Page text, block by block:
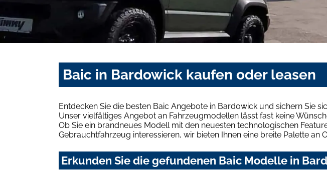
Baic in Bardowick kaufen oder leasen
Entdecken Sie die besten Baic Angebote in Bardowick und sichern Sie
Unser vielfältiges Angebot an Fahrzeugmodellen lässt fast keine
Ob Sie ein brandneues Modell mit den neuesten technologischen
Gebrauchtfahrzeug interessieren, wir bieten Ihnen eine breite Palette an
Erkunden Sie die gefundenen Baic Modelle in